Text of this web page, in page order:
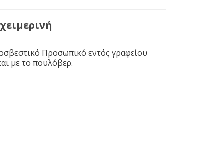
Προσωπικό εντός γραφείου
με το πουλόβερ.